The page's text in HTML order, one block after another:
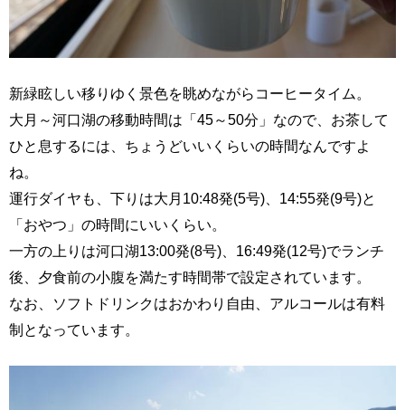
新緑眩しい移りゆく景色を眺めながらコーヒータイム。
大月～河口湖の移動時間は「45～50分」なので、お茶して
ひと息するには、ちょうどいいくらいの時間なんですよ
ね。
運行ダイヤも、下りは大月10:48発(5号)、14:55発(9号)と
「おやつ」の時間にいいくらい。
一方の上りは河口湖13:00発(8号)、16:49発(12号)でランチ
後、夕食前の小腹を満たす時間帯で設定されています。
なお、ソフトドリンクはおかわり自由、アルコールは有料
制となっています。